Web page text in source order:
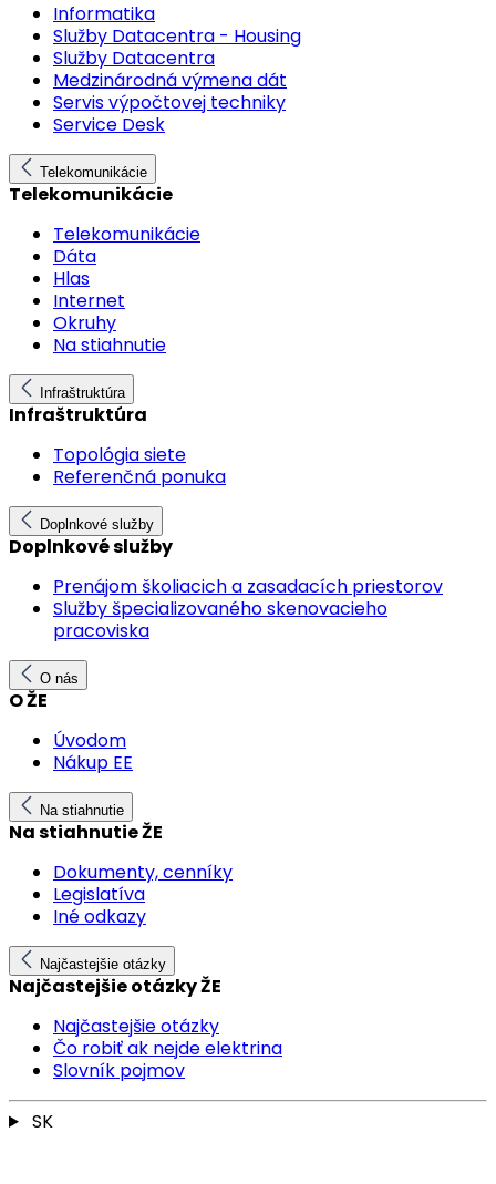
Informatika
Služby Datacentra - Housing
Služby Datacentra
Medzinárodná výmena dát
Servis výpočtovej techniky
Service Desk
Telekomunikácie
Telekomunikácie
Telekomunikácie
Dáta
Hlas
Internet
Okruhy
Na stiahnutie
Infraštruktúra
Infraštruktúra
Topológia siete
Referenčná ponuka
Doplnkové služby
Doplnkové služby
Prenájom školiacich a zasadacích priestorov
Služby špecializovaného skenovacieho
pracoviska
O nás
O ŽE
Úvodom
Nákup EE
Na stiahnutie
Na stiahnutie ŽE
Dokumenty, cenníky
Legislatíva
Iné odkazy
Najčastejšie otázky
Najčastejšie otázky ŽE
Najčastejšie otázky
Čo robiť ak nejde elektrina
Slovník pojmov
SK